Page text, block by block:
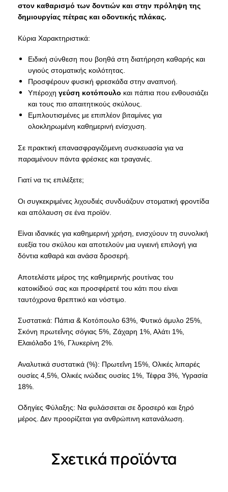
στον καθαρισμό των δοντιών και στην πρόληψη της
δημιουργίας πέτρας και οδοντικής πλάκας.
Κύρια Χαρακτηριστικά:
Ειδική σύνθεση που βοηθά στη διατήρηση καθαρής και
υγιούς στοματικής κοιλότητας.
Προσφέρουν φυσική φρεσκάδα στην αναπνοή.
Υπέροχη γεύση κοτόπουλο και πάπια που ενθουσιάζει
και τους πιο απαιτητικούς σκύλους.
Εμπλουτισμένες με επιπλέον βιταμίνες για
ολοκληρωμένη καθημερινή ενίσχυση.
Σε πρακτική επανασφραγιζόμενη συσκευασία για να
παραμένουν πάντα φρέσκες και τραγανές.
Γιατί να τις επιλέξετε;
Οι συγκεκριμένες λιχουδιές συνδυάζουν στοματική φροντίδα
και απόλαυση σε ένα προϊόν.
Είναι ιδανικές για καθημερινή χρήση, ενισχύουν τη συνολική
ευεξία του σκύλου και αποτελούν μια υγιεινή επιλογή για
δόντια καθαρά και ανάσα δροσερή.
Αποτελέστε μέρος της καθημερινής ρουτίνας του
κατοικίδιού σας και προσφέρετέ του κάτι που είναι
ταυτόχρονα θρεπτικό και νόστιμο.
Συστατικά: Πάπια & Κοτόπουλο 63%, Φυτικό άμυλο 25%,
Σκόνη πρωτεΐνης σόγιας 5%, Ζάχαρη 1%, Αλάτι 1%,
Ελαιόλαδο 1%, Γλυκερίνη 2%.
Αναλυτικά συστατικά (%): Πρωτεΐνη 15%, Ολικές λιπαρές
ουσίες 4,5%, Ολικές ινώδεις ουσίες 1%, Τέφρα 3%, Υγρασία
18%.
Οδηγίες Φύλαξης: Να φυλάσσεται σε δροσερό και ξηρό
μέρος. Δεν προορίζεται για ανθρώπινη κατανάλωση.
Σχετικά προϊόντα